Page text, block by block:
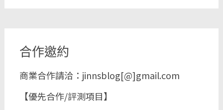
合作邀約
商業合作請洽：jinnsblog[@]gmail.com
【優先合作/評測項目】